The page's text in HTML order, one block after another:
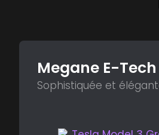
Megane E-Tech
Sophistiquée et